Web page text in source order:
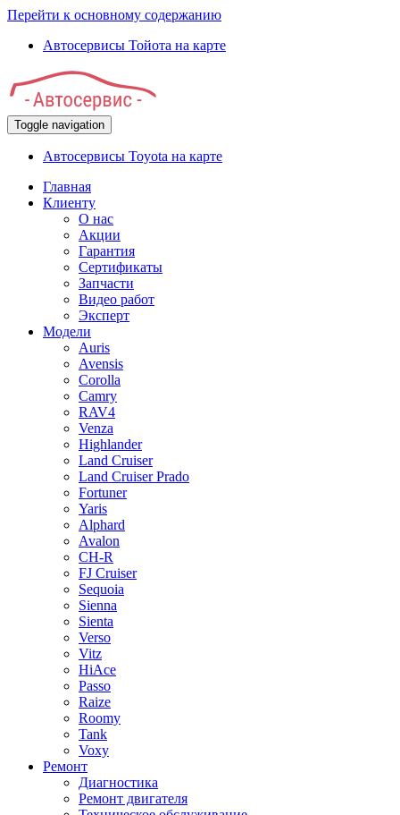
Перейти к основному содержанию
Автосервисы Тойота на карте
Toggle navigation
Автосервисы Toyota на карте
Главная
Клиенту
О нас
Акции
Гарантия
Сертификаты
Запчасти
Видео работ
Эксперт
Модели
Auris
Avensis
Corolla
Camry
RAV4
Venza
Highlander
Land Cruiser
Land Cruiser Prado
Fortuner
Yaris
Alphard
Avalon
CH-R
FJ Cruiser
Sequoia
Sienna
Sienta
Verso
Vitz
HiAce
Passo
Raize
Roomy
Tank
Voxy
Ремонт
Диагностика
Ремонт двигателя